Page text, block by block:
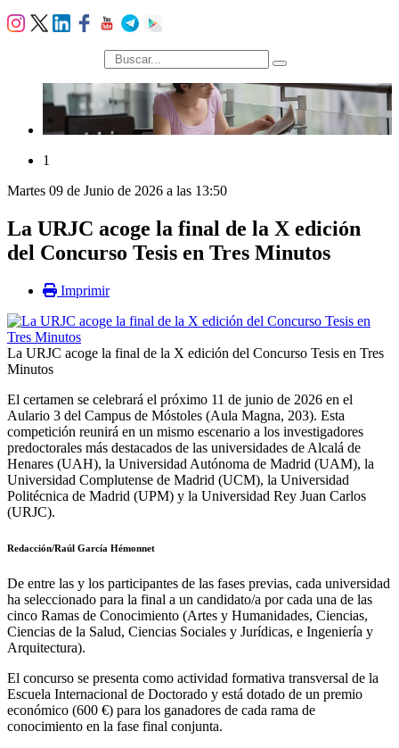
búsqueda
1
Martes 09 de Junio de 2026 a las 13:50
La URJC acoge la final de la X edición
del Concurso Tesis en Tres Minutos
Imprimir
La URJC acoge la final de la X edición del Concurso Tesis en Tres
Minutos
El certamen se celebrará el próximo 11 de junio de 2026 en el
Aulario 3 del Campus de Móstoles (Aula Magna, 203). Esta
competición reunirá en un mismo escenario a los investigadores
predoctorales más destacados de las universidades de Alcalá de
Henares (UAH), la Universidad Autónoma de Madrid (UAM), la
Universidad Complutense de Madrid (UCM), la Universidad
Politécnica de Madrid (UPM) y la Universidad Rey Juan Carlos
(URJC).
Redacción/Raúl García Hémonnet
De entre las y los participantes de las fases previas, cada universidad
ha seleccionado para la final a un candidato/a por cada una de las
cinco Ramas de Conocimiento (Artes y Humanidades, Ciencias,
Ciencias de la Salud, Ciencias Sociales y Jurídicas, e Ingeniería y
Arquitectura).
El concurso se presenta como actividad formativa transversal de la
Escuela Internacional de Doctorado y está dotado de un premio
económico (600 €) para los ganadores de cada rama de
conocimiento en la fase final conjunta.